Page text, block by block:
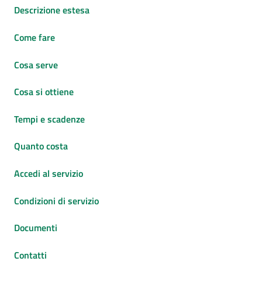
Descrizione estesa
Come fare
Cosa serve
Cosa si ottiene
Tempi e scadenze
Quanto costa
Accedi al servizio
Condizioni di servizio
Documenti
Contatti